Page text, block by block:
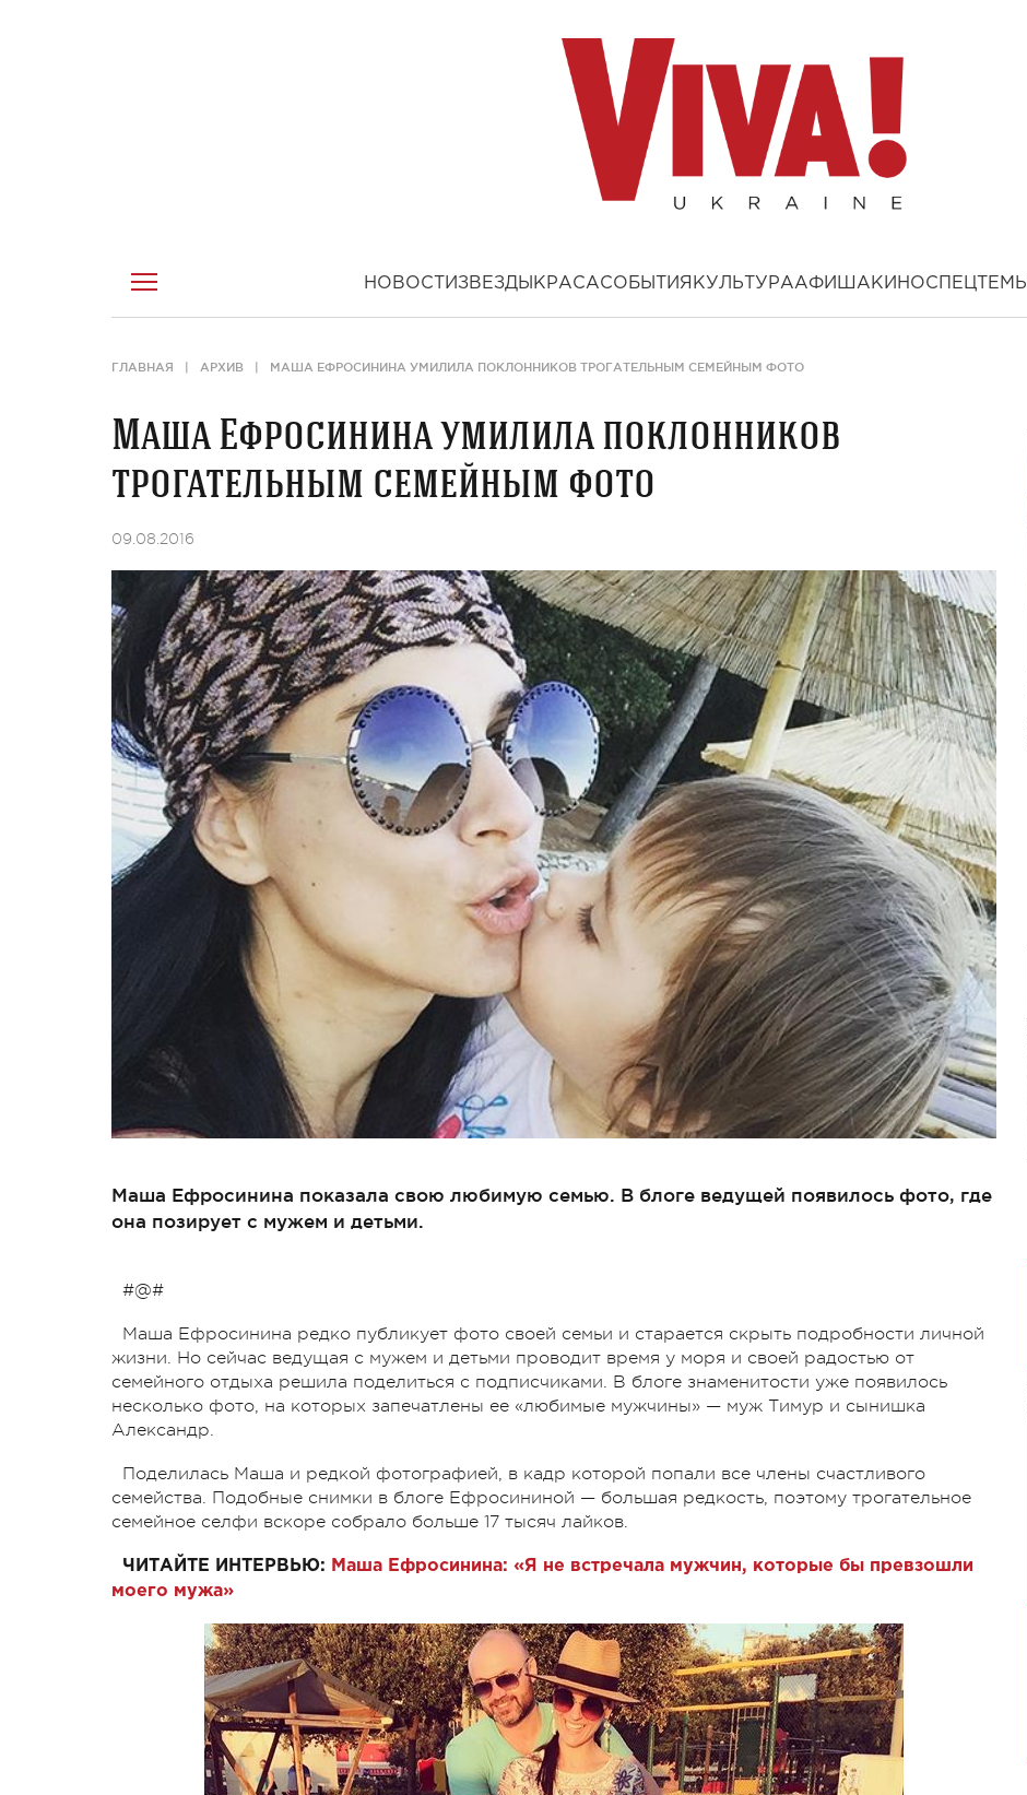
НОВОСТИ ЗВЕЗДЫ КРАСАСОБЫТИЯ КУЛЬТУРААФИША КИНОСПЕЦТЕМЫ
ГЛАВНАЯ АРХИВ МАША ЕФРОСИНИНА УМИЛИЛА ПОКЛОННИКОВ ТРОГАТЕЛЬНЫМ СЕМЕЙНЫМ ФОТО
Маша Ефросинина умилила поклонников
трогательным семейным фото
09.08.2016
Маша Ефросинина показала свою любимую семью. В блоге ведущей появилось фото, где
она позирует с мужем и детьми.
#@#
Маша Ефросинина редко публикует фото своей семьи и старается скрыть подробности личной
жизни. Но сейчас ведущая с мужем и детьми проводит время у моря и своей радостью от
семейного отдыха решила поделиться с подписчиками. В блоге знаменитости уже появилось
несколько фото, на которых запечатлены ее «любимые мужчины» — муж Тимур и сынишка
Александр.
Поделилась Маша и редкой фотографией, в кадр которой попали все члены счастливого
семейства. Подобные снимки в блоге Ефросининой — большая редкость, поэтому трогательное
семейное селфи вскоре собрало больше 17 тысяч лайков.
ЧИТАЙТЕ ИНТЕРВЬЮ: Маша Ефросинина: «Я не встречала мужчин, которые бы превзошли
моего мужа»